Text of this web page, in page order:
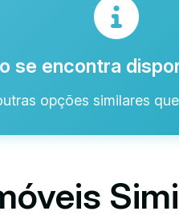
se encontra
opções similares